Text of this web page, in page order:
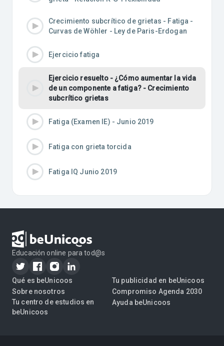
Crecimiento subcrítico de grietas - Fatiga -
Curvas de Wöhler - Ley de Paris-Erdogan
Ejercicio fatiga
Ejercicio resuelto - ¿Cómo aumentar la vida
de un componente a fatiga? - Crecimiento
subcrítico grietas
Fatiga (Examen IE) - Junio 2019
Fatiga con grieta torcida
Fatiga IQ Junio 2019
Educación online para tod@s
Qué es beUnicoos
Sobre nosotros
Tu centro de estudios en
beUnicoos
Tu publicidad en beUnicoos
Compromiso Agenda 2030
Ayuda beUnicoos